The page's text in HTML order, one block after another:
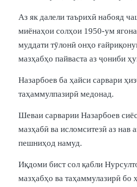
Аз як далели таърихӣ набояд
миёнаҳои солҳои 1950-ум
муддати тӯлонӣ онҳо
мазҳабҳо пайваста аз ҷониби
Назарбоев ба ҳайси сарвари
таҳаммулпазирӣ медонад.
Шеваи сарварии Назарбоев
мазҳабӣ ва исломситезӣ аз
пешниҳод намуд.
Иқдоми бист сол қабли
мазҳабҳо ва таҳаммулазирӣ бо